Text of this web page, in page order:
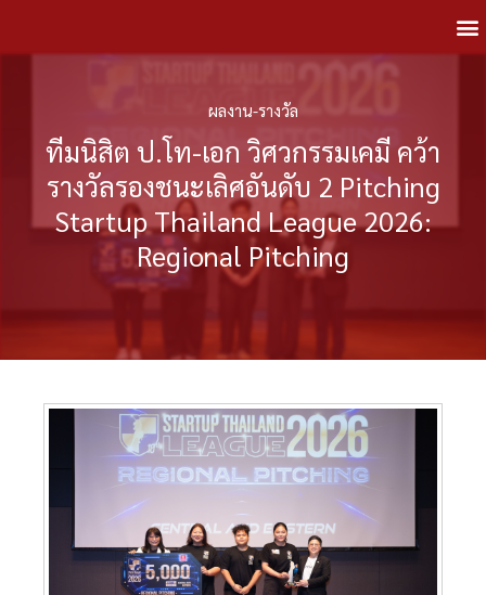
ผลงาน-รางวัล
ทีมนิสิต ป.โท-เอก วิศวกรรมเคมี คว้า
รางวัลรองชนะเลิศอันดับ 2 Pitching
Startup Thailand League 2026:
Regional Pitching